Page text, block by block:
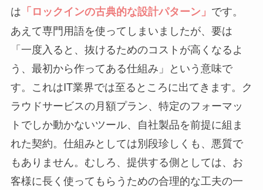
は 「ロックインの古典的な設計パターン」 です。
あえて専門用語を使ってしまいましたが、要は
「一度入ると、抜けるためのコストが高くなるよ
う、最初から作ってある仕組み」という意味で
す。これはIT業界では至るところに出てきます。ク
ラウドサービスの月額プラン、特定のフォーマッ
トでしか動かないツール、自社製品を前提に組ま
れた契約。仕組みとしては別段珍しくも、悪質で
もありません。むしろ、提供する側としては、お
客様に長く使ってもらうための合理的な工夫の一